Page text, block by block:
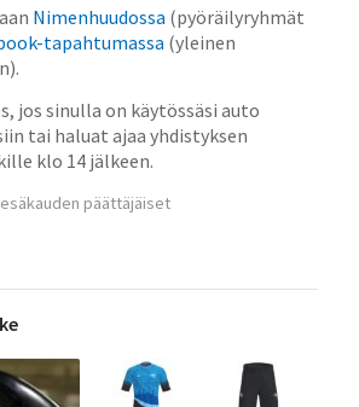
Nimenhuudossa (pyöräilyryhmät
tapahtumassa (yleinen
jos sinulla on käytössäsi auto
tai haluat ajaa yhdistyksen
klo 14 jälkeen.
päättäjäiset